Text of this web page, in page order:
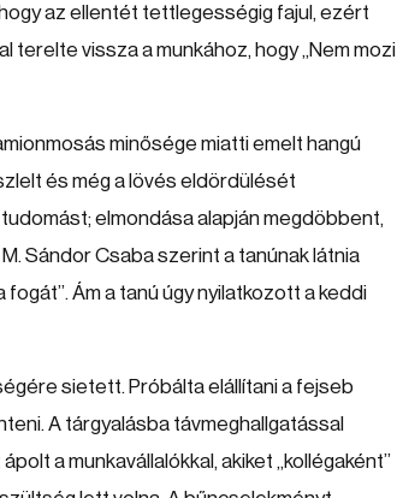
az ellentét tettlegességig fajul, ezért
terelte vissza a munkához, hogy „Nem mozi
minősége miatti emelt hangú
és még a lövés eldördülését
elmondása alapján megdöbbent,
Sándor Csaba szerint a tanúnak látnia
Ám a tanú úgy nyilatkozott a keddi
sietett. Próbálta elállítani a fejseb
A tárgyalásba távmeghallgatással
a munkavállalókkal, akiket „kollégaként”